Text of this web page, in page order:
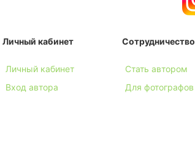
Личный кабинет
Личный кабинет
Вход автора
Сотрудничество
Стать автором
Для фотографов